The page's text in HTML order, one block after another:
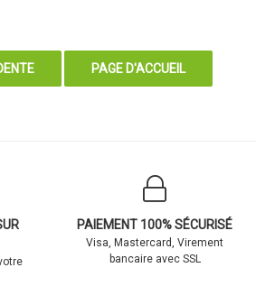
PAIEMENT 100% SÉCURISÉ
Visa, Mastercard, Virement
bancaire avec SSL